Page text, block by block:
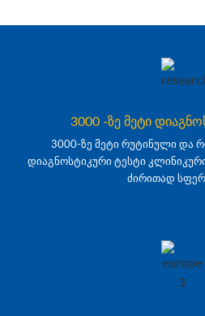
3000 -ზე მეტი
3000-ზე მეტი რუტინული და
დიაგნოსტიკური ტესტი
ძირითად